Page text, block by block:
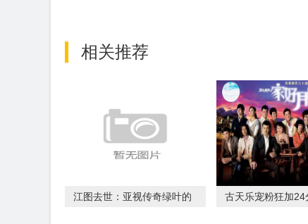
相关推荐
江图去世：亚视传奇绿叶的
古天乐宠粉狂加24